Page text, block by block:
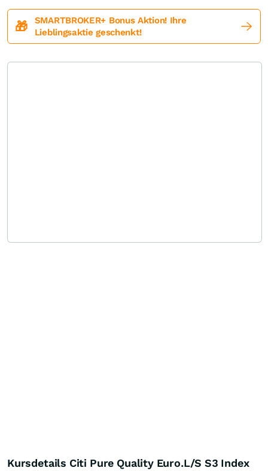
🎁
SMARTBROKER+ Bonus Aktion! Ihre
Lieblingsaktie geschenkt!
Kursdetails Citi Pure Quality Euro.L/S S3 Index